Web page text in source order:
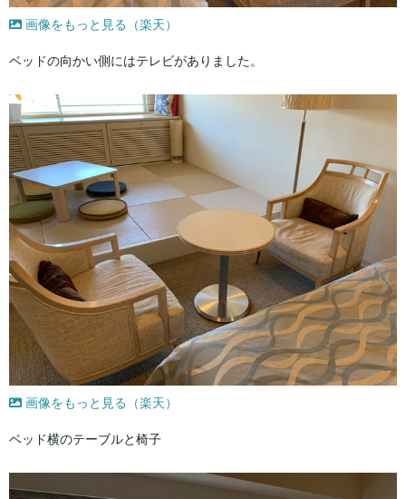
画像をもっと見る（楽天）
ベッドの向かい側にはテレビがありました。
画像をもっと見る（楽天）
ベッド横のテーブルと椅子